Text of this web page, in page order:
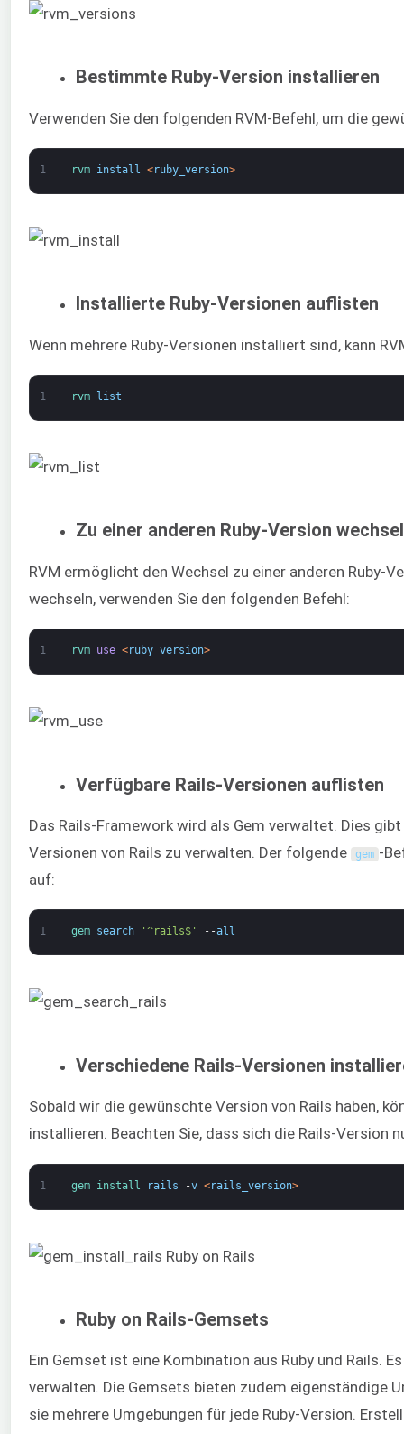
Bestimmte Ruby-Version installieren
Verwenden Sie den folgenden RVM-Befehl, um die
1 rvm install <ruby_version>
Installierte Ruby-Versionen auflisten
Wenn mehrere Ruby-Versionen installiert sind, kann
1 rvm list
Zu einer anderen Ruby-Version
RVM ermöglicht den Wechsel zu einer anderen Ruby-
wechseln, verwenden Sie den folgenden Befehl:
1 rvm use <ruby_version>
Verfügbare Rails-Versionen auflisten
Das Rails-Framework wird als Gem verwaltet. Dies
Versionen von Rails zu verwalten. Der folgende
gem -
auf:
1 gem search '^rails$' --all
Verschiedene Rails-Versionen
Sobald wir die gewünschte Version von Rails haben,
installieren. Beachten Sie, dass sich die Rails-Version
1 gem install rails -v <rails_version>
Ruby on Rails-Gemsets
Ein Gemset ist eine Kombination aus Ruby und Rails.
verwalten. Die Gemsets bieten zudem eigenständige
sie mehrere Umgebungen für jede Ruby-Version.